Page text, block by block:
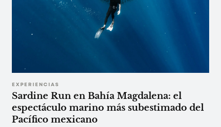
EXPERIENCIAS
Sardine Run en Bahía Magdalena: el
espectáculo marino más subestimado del
Pacífico mexicano